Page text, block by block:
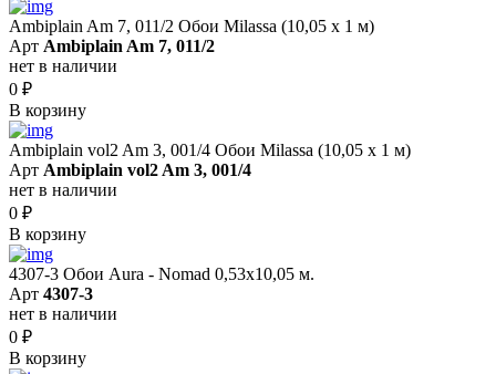
Ambiplain Am 7, 011/2 Обои Milassa (10,05 х 1 м)
Арт Ambiplain Am 7, 011/2
нет в наличии
0 ₽
В корзину
Ambiplain vol2 Am 3, 001/4 Обои Milassa (10,05 х 1 м)
Арт Ambiplain vol2 Am 3, 001/4
нет в наличии
0 ₽
В корзину
4307-3 Обои Aura - Nomad 0,53х10,05 м.
Арт 4307-3
нет в наличии
0 ₽
В корзину